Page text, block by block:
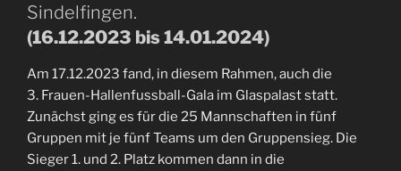
Sindelfingen.
(16.12.2023 bis 14.01.2024)
Am 17.12.2023 fand, in diesem Rahmen, auch die
3. Frauen-Hallenfussball-Gala im Glaspalast statt.
Zunächst ging es für die 25 Mannschaften in fünf
Gruppen mit je fünf Teams um den Gruppensieg. Die
Sieger 1. und 2. Platz kommen dann in die